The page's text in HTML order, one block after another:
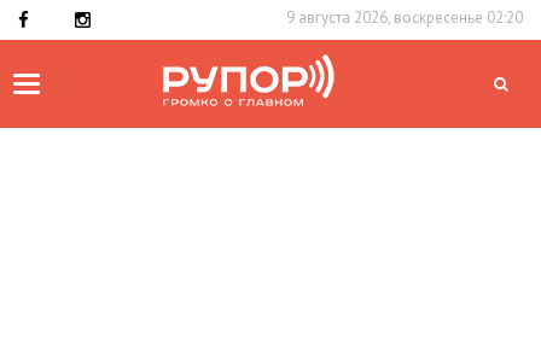
9 августа 2026, воскресенье 02:20
Toggle